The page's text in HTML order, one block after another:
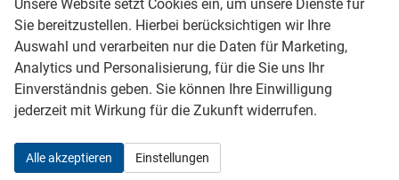
Unsere Website setzt Cookies ein, um unsere Dienste für
Sie bereitzustellen. Hierbei berücksichtigen wir Ihre
Auswahl und verarbeiten nur die Daten für Marketing,
Analytics und Personalisierung, für die Sie uns Ihr
Einverständnis geben. Sie können Ihre Einwilligung
jederzeit mit Wirkung für die Zukunft widerrufen.
Alle akzeptieren Einstellungen